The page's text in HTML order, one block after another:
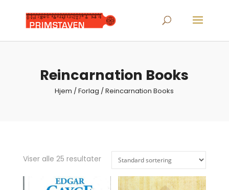
search
Reincarnation Books
Hjem / Forlag / Reincarnation Books
Viser alle 25 resultater